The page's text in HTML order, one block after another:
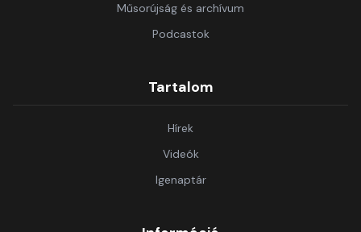
Műsorújság és archívum
Podcastok
Tartalom
Hírek
Videók
Igenaptár